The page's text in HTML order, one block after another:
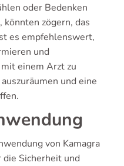
oder Bedenken
zögern, das
es empfehlenswert,
und
einem Arzt zu
und eine
von Kamagra
Sicherheit und